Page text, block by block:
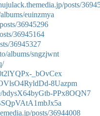
posts/
euinzmya
36945296
36945164
36945327
albums/sngzjwnt
_bOvCex
8Uazpm
bdysX64byGtb-PPx8OQN7
posts/36944008